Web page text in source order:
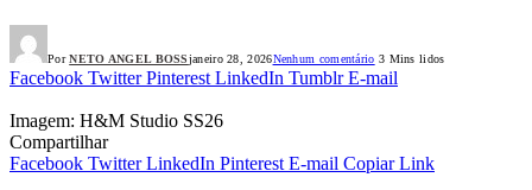
Por NETO ANGEL BOSSjaneiro 28, 2026Nenhum comentário 3 Mins lidos
Facebook Twitter Pinterest LinkedIn Tumblr E-mail
Imagem: H&M Studio SS26
Compartilhar
Facebook Twitter LinkedIn Pinterest E-mail Copiar Link